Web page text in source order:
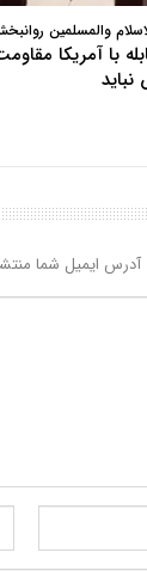
والمسلمین
با آمریکا
آدرس ایمیل شما